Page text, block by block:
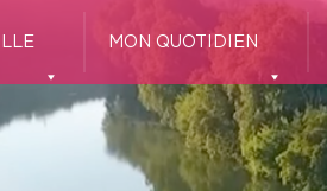
MON QUOTIDIEN